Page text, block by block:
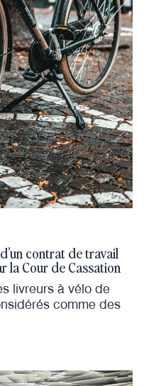
contrat de travail
la Cour de Cassation
livreurs à vélo de
comme des